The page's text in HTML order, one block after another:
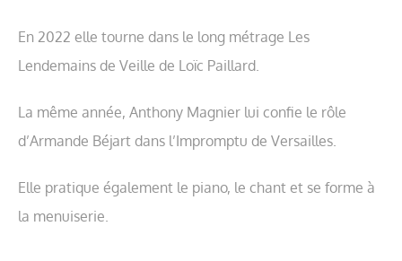
En 2022 elle tourne dans le long métrage Les
Lendemains de Veille de Loïc Paillard.
La même année, Anthony Magnier lui confie le rôle
d’Armande Béjart dans l’Impromptu de Versailles.
Elle pratique également le piano, le chant et se forme à
la menuiserie.